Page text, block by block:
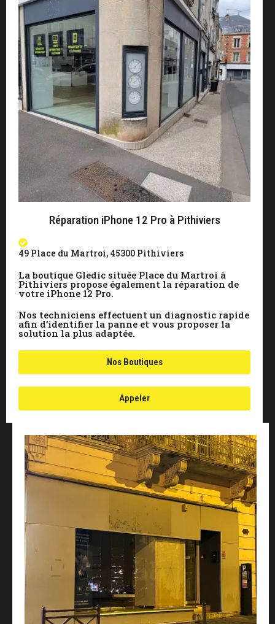
Réparation iPhone 12 Pro à Pithiviers
49 Place du Martroi, 45300 Pithiviers
La boutique Gledic située Place du Martroi à
Pithiviers propose également la réparation de
votre iPhone 12 Pro.
Nos techniciens effectuent un diagnostic rapide
afin d’identifier la panne et vous proposer la
solution la plus adaptée.
Nos Boutiques
Appeler